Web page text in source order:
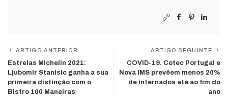
ARTIGO ANTERIOR
Estrelas Michelin 2021:
Ljubomir Stanisic ganha a sua
primeira distinção com o
Bistro 100 Maneiras
ARTIGO SEGUINTE
COVID-19. Cotec Portugal e
Nova IMS prevêem menos 20%
de internados até ao fim do
ano